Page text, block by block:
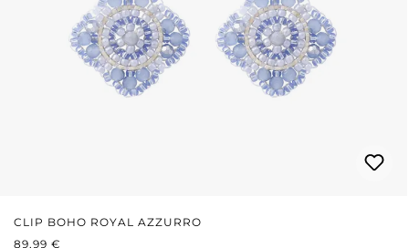
CLIP BOHO ROYAL AZZURRO
PREZZO NORMALE:
89,99 €